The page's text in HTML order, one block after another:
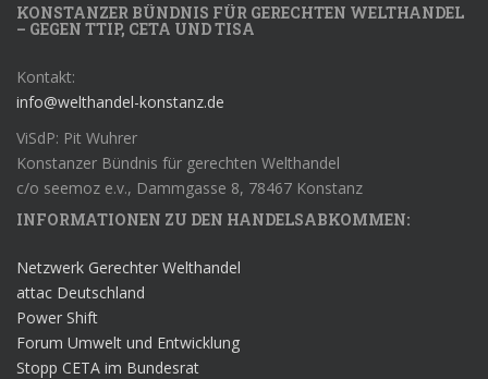
KONSTANZER BÜNDNIS FÜR GERECHTEN WELTHANDEL
– GEGEN TTIP, CETA UND TISA
Kontakt:
info@welthandel-konstanz.de
ViSdP: Pit Wuhrer
Konstanzer Bündnis für gerechten Welthandel
c/o seemoz e.v., Dammgasse 8, 78467 Konstanz
INFORMATIONEN ZU DEN HANDELSABKOMMEN:
Netzwerk Gerechter Welthandel
attac Deutschland
Power Shift
Forum Umwelt und Entwicklung
Stopp CETA im Bundesrat